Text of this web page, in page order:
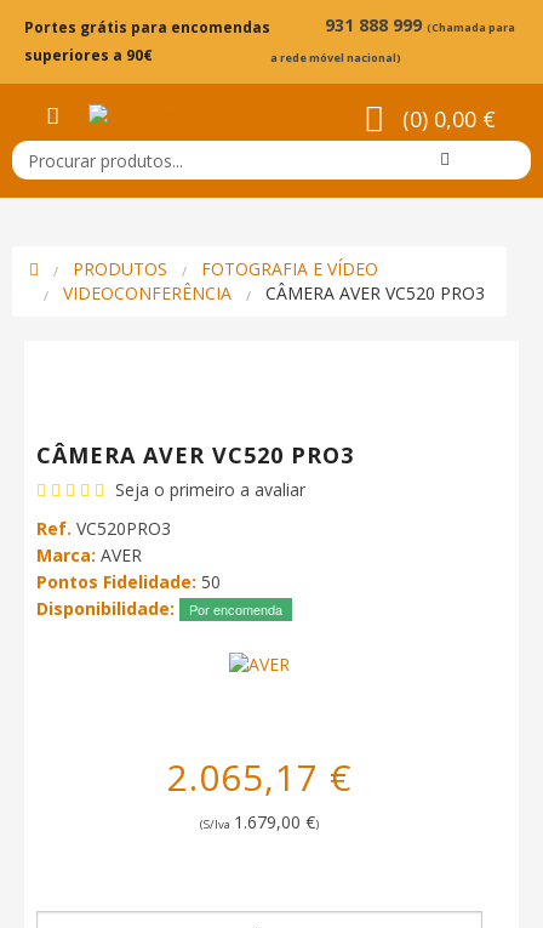
Portes grátis para encomendas
superiores a 90€
931 888 999 (Chamada para
a rede móvel nacional)
(0) 0,00 €
PRODUTOS
FOTOGRAFIA E VÍDEO
VIDEOCONFERÊNCIA
CÂMERA AVER VC520 PRO3
CÂMERA AVER VC520 PRO3
Seja o primeiro a avaliar
Ref. VC520PRO3
Marca: AVER
Pontos Fidelidade: 50
Disponibilidade:
Por encomenda
2.065,17 €
(S/Iva 1.679,00 €)